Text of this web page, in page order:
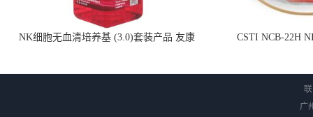
NK细胞无血清培养基 (3.0)套装产品 友康
CSTI NCB-22H
广